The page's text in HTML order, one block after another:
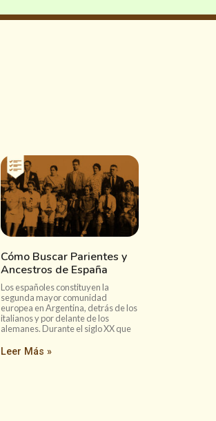
Cómo Buscar Parientes y
Ancestros de España
Los españoles constituyen la
segunda mayor comunidad
europea en Argentina, detrás de los
italianos y por delante de los
alemanes. Durante el siglo XX que
Leer Más »